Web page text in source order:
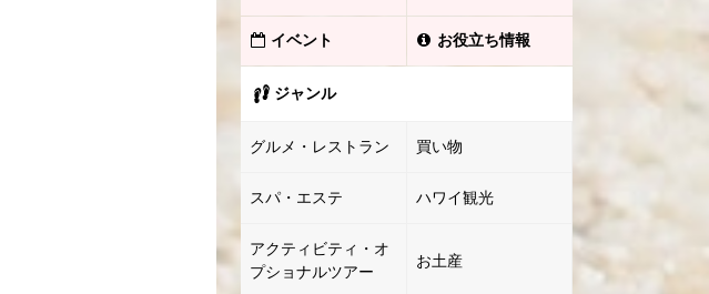
イベント お役立ち情報
ジャンル
グルメ・レストラン 買い物
スパ・エステ ハワイ観光
アクティビティ・オ
プショナルツアー
お土産